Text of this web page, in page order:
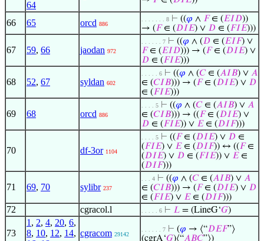
64
66 65 orcd 886
. . . . . . . 8 ⊢ ((𝜑 ∧ 𝐹∈ (𝐸𝐼𝐷))
→ (𝐹∈ (𝐷𝐼𝐸) ∨ 𝐷 ∈ (𝐹𝐼𝐸)))
67 59, 66 jaodan 972
. . . . . . 7 ⊢ ((𝜑 ∧ (𝐷 ∈ (𝐸𝐼𝐹) ∨
𝐹∈ (𝐸𝐼𝐷))) → (𝐹∈ (𝐷𝐼𝐸) ∨
𝐷 ∈ (𝐹𝐼𝐸)))
68 52, 67 syldan 602
. . . . . 6 ⊢ ((𝜑 ∧ (𝐶∈ (𝐴𝐼𝐵) ∨ 𝐴
∈ (𝐶𝐼𝐵))) → (𝐹∈ (𝐷𝐼𝐸) ∨ 𝐷
∈ (𝐹𝐼𝐸)))
69 68 orcd 886
. . . . 5 ⊢ ((𝜑 ∧ (𝐶∈ (𝐴𝐼𝐵) ∨ 𝐴
∈ (𝐶𝐼𝐵))) → ((𝐹∈ (𝐷𝐼𝐸) ∨
𝐷 ∈ (𝐹𝐼𝐸)) ∨ 𝐸∈ (𝐷𝐼𝐹)))
70 df-3or 1104
. . . . 5 ⊢ ((𝐹∈ (𝐷𝐼𝐸) ∨ 𝐷 ∈
(𝐹𝐼𝐸) ∨ 𝐸∈ (𝐷𝐼𝐹)) ↔ ((𝐹∈
(𝐷𝐼𝐸) ∨ 𝐷 ∈ (𝐹𝐼𝐸)) ∨ 𝐸∈
(𝐷𝐼𝐹)))
71 69, 70 sylibr 237
. . . 4 ⊢ ((𝜑 ∧ (𝐶∈ (𝐴𝐼𝐵) ∨ 𝐴
∈ (𝐶𝐼𝐵))) → (𝐹∈ (𝐷𝐼𝐸) ∨ 𝐷
∈ (𝐹𝐼𝐸) ∨ 𝐸∈ (𝐷𝐼𝐹)))
72 cgracol.l . . . . . 6 ⊢ 𝐿 = (LineG‘𝐺)
73
1 , 2, 4, 20, 6,
8, 10, 12, 14, cgracom 29142
. . . . . . 7 ⊢ (𝜑 → ⟨“𝐷𝐸𝐹”⟩
(cgrA‘𝐺)⟨“𝐴𝐵𝐶”⟩)